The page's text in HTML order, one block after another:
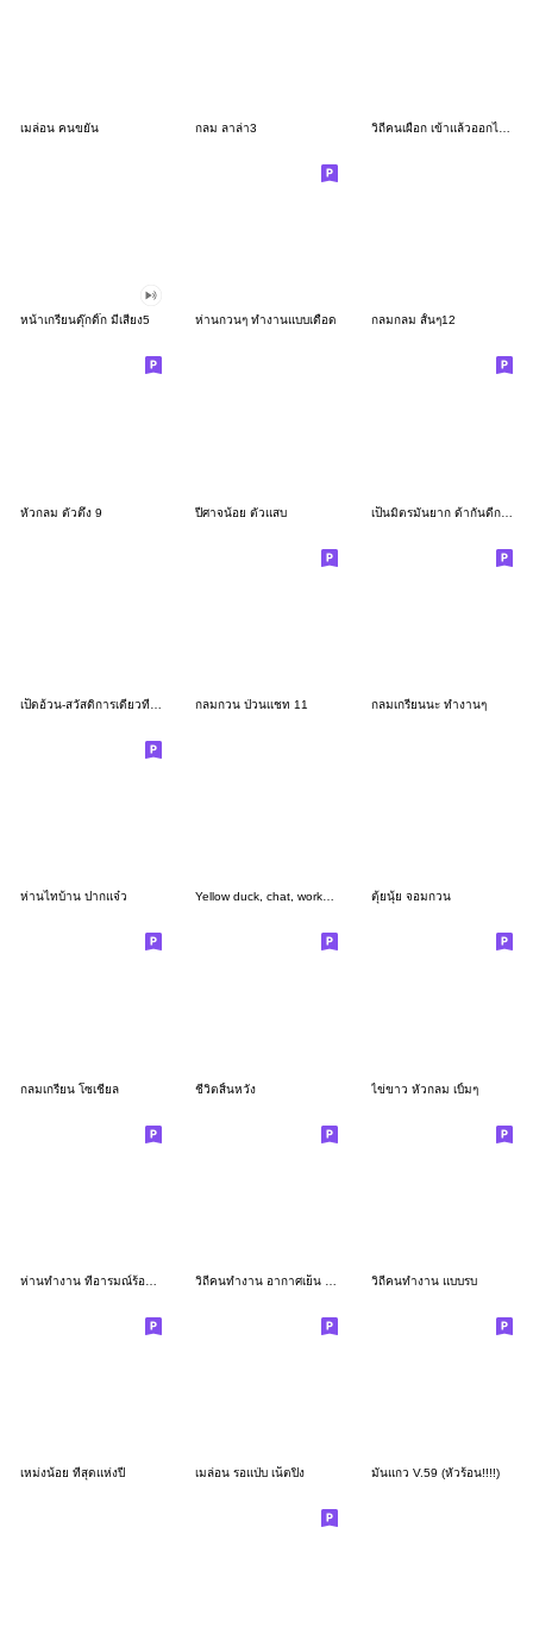
เมล่อน คนขยัน กลม ลาล่า3 วิถีคนเผือก เข้าแล้วออกไม่ได้
หน้าเกรียนดุ๊กดิ๊ก มีเสียง5 ห่านกวนๆ ทำงานแบบเดือด กลมกลม สั้นๆ12
หัวกลม ตัวตึง 9 ปีศาจน้อย ตัวแสบ เป็นมิตรมันยาก ด้ากันดีกว่า
กลมกวน ป่วนเเชท 11 กลมเกรียนนะ ทำงานๆ
ห่านไทบ้าน ปากแจ๋ว Yellow duck, chat, work, peck 9 ตุ้ยนุ้ย จอมกวน
กลมเกรียน โซเชี่ยล ชีวิตสิ้นหวัง ไข่ขาว หัวกลม เบิ้มๆ
วิถีคนทำงาน แบบรบ
เหม่งน้อย ที่สุดแห่งปี เมล่อน รอแป่บ เน็ตปิง มันแกว V.59 (หัวร้อน!!!!)